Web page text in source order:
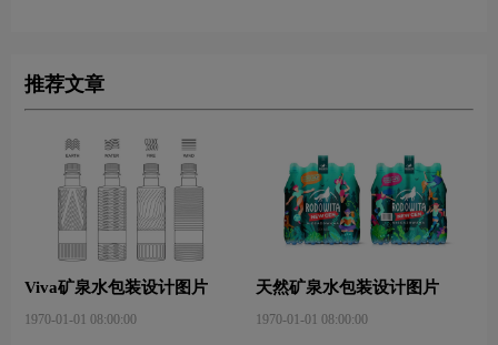
推荐文章
Viva矿泉水包装设计图片
1970-01-01 08:00:00
天然矿泉水包装设计图片
1970-01-01 08:00:00